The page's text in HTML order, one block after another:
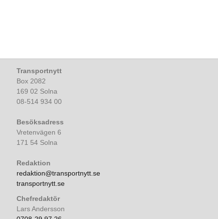
Transportnytt
Box 2082
169 02 Solna
08-514 934 00
Besöksadress
Vretenvägen 6
171 54 Solna
Redaktion
redaktion@transportnytt.se
transportnytt.se
Chefredaktör
Lars Andersson